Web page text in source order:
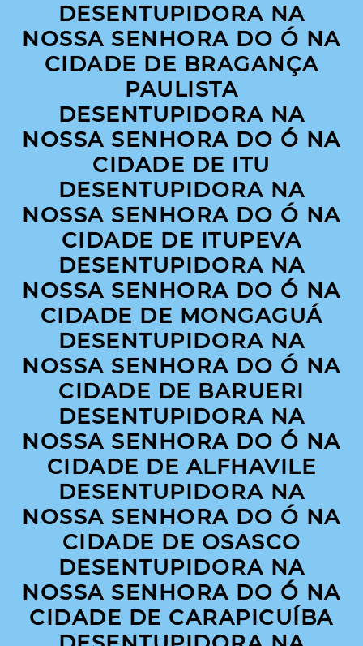
DESENTUPIDORA NA
NOSSA SENHORA DO Ó NA
CIDADE DE BRAGANÇA
PAULISTA
DESENTUPIDORA NA
NOSSA SENHORA DO Ó NA
CIDADE DE ITU
DESENTUPIDORA NA
NOSSA SENHORA DO Ó NA
CIDADE DE ITUPEVA
DESENTUPIDORA NA
NOSSA SENHORA DO Ó NA
CIDADE DE MONGAGUÁ
DESENTUPIDORA NA
NOSSA SENHORA DO Ó NA
CIDADE DE BARUERI
DESENTUPIDORA NA
NOSSA SENHORA DO Ó NA
CIDADE DE ALFHAVILE
DESENTUPIDORA NA
NOSSA SENHORA DO Ó NA
CIDADE DE OSASCO
DESENTUPIDORA NA
NOSSA SENHORA DO Ó NA
CIDADE DE CARAPICUÍBA